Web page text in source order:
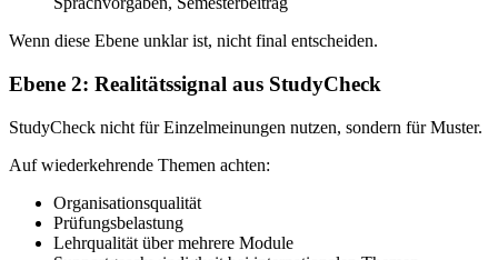
Wenn diese Ebene unklar ist, nicht final entscheiden.
Ebene 2: Realitätssignal aus StudyCheck
StudyCheck nicht für Einzelmeinungen nutzen, sondern für Muster.
Auf wiederkehrende Themen achten:
Organisationsqualität
Prüfungsbelastung
Lehrqualität über mehrere Module